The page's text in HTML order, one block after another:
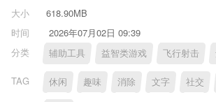
大小
618.90MB
时间
2026年07月02日 09:39
分类
辅助工具 益智类游戏 飞行射击
TAG 休闲 趣味 消除 文字 社交